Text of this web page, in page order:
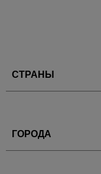
СТРАНЫ
ГОРОДА